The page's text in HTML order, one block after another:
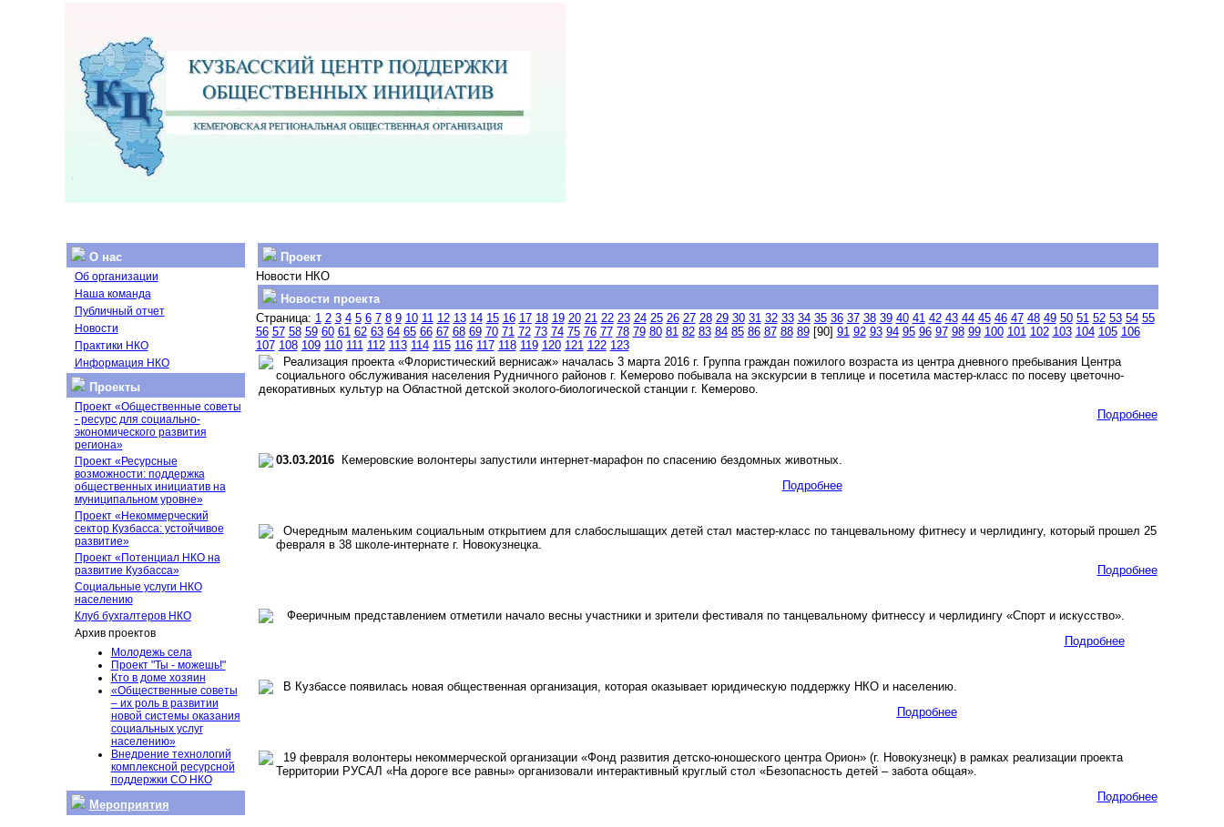
О нас
Об организации
Наша команда
Публичный отчет
Новости
Практики НКО
Информация НКО
Проекты
Проект «Общественные советы
- ресурс для социально-
экономического развития
региона»
Проект «Ресурсные
возможности: поддержка
общественных инициатив на
муниципальном уровне»
Проект «Некоммерческий
сектор Кузбасса: устойчивое
развитие»
Проект «Потенциал НКО на
развитие Кузбасса»
Социальные услуги НКО
населению
Клуб бухгалтеров НКО
Архив проектов
Молодежь села
Проект "Ты - можешь!"
Кто в доме хозяин
«Общественные советы
– их роль в развитии
новой системы оказания
социальных услуг
населению»
Внедрение технологий
комплексной ресурсной
поддержки СО НКО
Мероприятия
Проект
Новости НКО
Новости проекта
Страница: 1 2 3 4 5 6 7 8 9 10 11 12 13 14 15 16 17 18 19 20 21 22 23 24 25 26 27 28 29 30 31 32 33 34 35 36 37 38 39 40 41 42 43 44 45 46 47 48 49 50 51 52 53 54 55
56 57 58 59 60 61 62 63 64 65 66 67 68 69 70 71 72 73 74 75 76 77 78 79 80 81 82 83 84 85 86 87 88 89[90] 91 92 93 94 95 96 97 98 99 100 101 102 103 104 105 106
107 108 109 110 111 112 113 114 115 116 117 118 119 120 121 122 123
Реализация проекта «Флористический вернисаж» началась 3 марта 2016 г. Группа граждан пожилого возраста из центра дневного пребывания Центра
социального обслуживания населения Рудничного районов г. Кемерово побывала на экскурсии в теплице и посетила мастер-класс по посеву цветочно-
декоративных культур на Областной детской эколого-биологической станции г. Кемерово.
Подробнее
03.03.2016Кемеровские волонтеры запустили интернет-марафон по спасению бездомных животных.
Подробнее
Очередным маленьким социальным открытием для слабослышащих детей стал мастер-класс по танцевальному фитнесу и черлидингу, который прошел 25
февраля в 38 школе-интернате г. Новокузнецка.
Подробнее
Фееричным представлением отметили начало весны участники и зрители фестиваля по танцевальному фитнессу и черлидингу «Спорт и искусство».
Подробнее
В Кузбассе появилась новая общественная организация, которая оказывает юридическую поддержку НКО и населению.
Подробнее
19 февраля волонтеры некоммерческой организации «Фонд развития детско-юношеского центра Орион» (г. Новокузнецк) в рамках реализации проекта
Территории РУСАЛ «На дороге все равны» организовали интерактивный круглый стол «Безопасность детей – забота общая».
Подробнее